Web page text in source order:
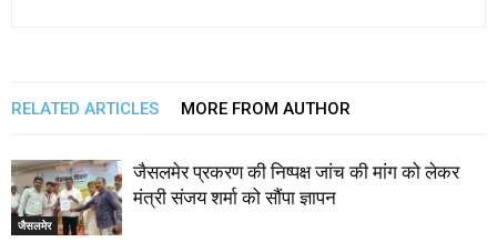
RELATED ARTICLES MORE FROM AUTHOR
जैसलमेर
जैसलमेर प्रकरण की निष्पक्ष जांच की मांग को लेकर
मंत्री संजय शर्मा को सौंपा ज्ञापन